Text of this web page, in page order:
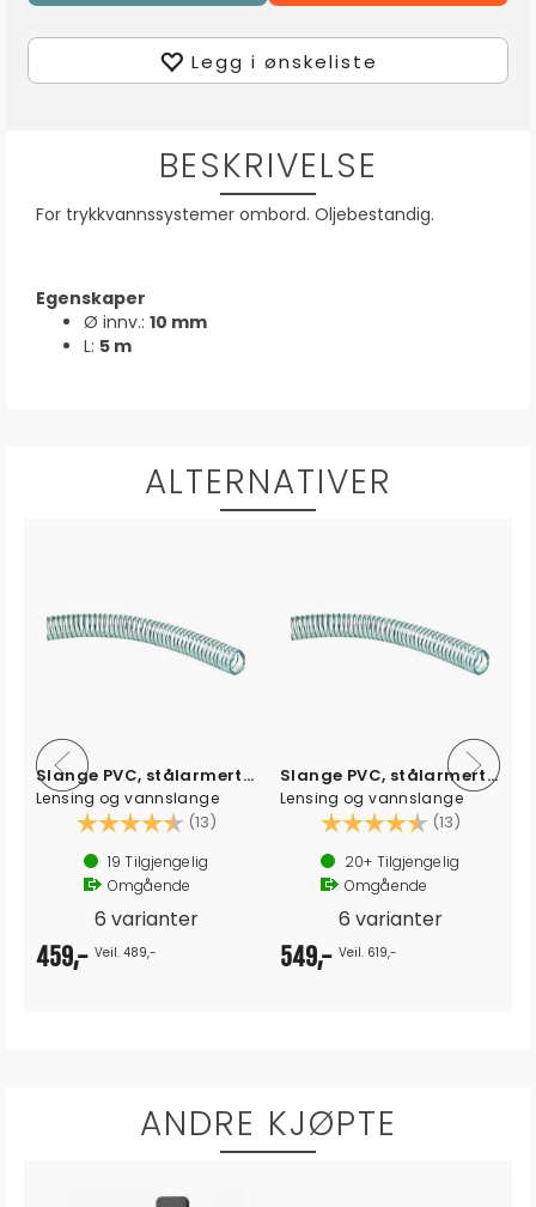
Legg i ønskeliste
BESKRIVELSE
For trykkvannssystemer ombord. Oljebestandig.
Egenskaper
Ø innv.: 10 mm
L: 5 m
ALTERNATIVER
Lensing og
Karakter:
Slange PVC, stålarmert, Ø32mm - 3m
vannslange
(13)4.8 av 5 mulige
Tilgjengelig
489,-
Slange PVC, stålarmert, Ø38mm - 3m
Lensing og vannslange
Karakter: (13)4.8 av 5 mulige
Tilgjengelig
ANDRE KJØPTE